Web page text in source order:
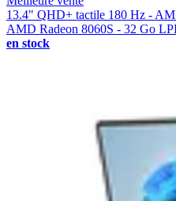
13.4" QHD+ tactile 180 Hz -
AMD Radeon 8060S - 32 Go
en stock